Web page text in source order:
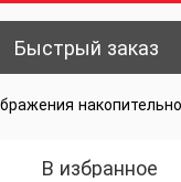
Быстрый заказ
В избранное